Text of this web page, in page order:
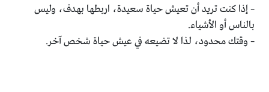
– إذا كنت تريد أن تعيش حياة سعيدة، اربطها بهدف، وليس
بالناس أو الأشياء.
– وقتك محدود، لذا لا تضيعه في عيش حياة شخص آخر.